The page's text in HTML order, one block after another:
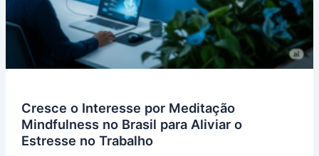
Cresce o Interesse por Meditação
Mindfulness no Brasil para Aliviar o
Estresse no Trabalho